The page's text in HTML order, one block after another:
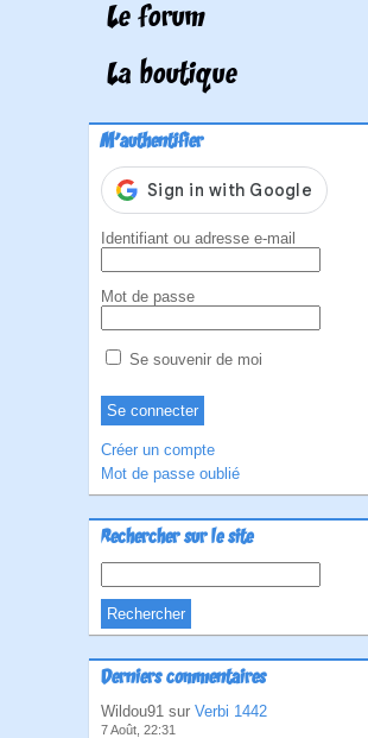
Le forum
La boutique
M'authentifier
Identifiant ou adresse e-mail
Mot de passe
Se souvenir de moi
Créer un compte
Mot de passe oublié
Rechercher sur le site
Derniers commentaires
Wildou91 sur Verbi 1442
7 Août, 22:31